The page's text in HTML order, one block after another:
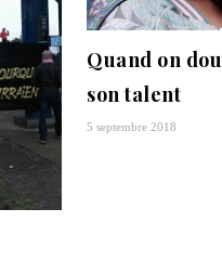
Quand on
son talent
5 septembre 2018